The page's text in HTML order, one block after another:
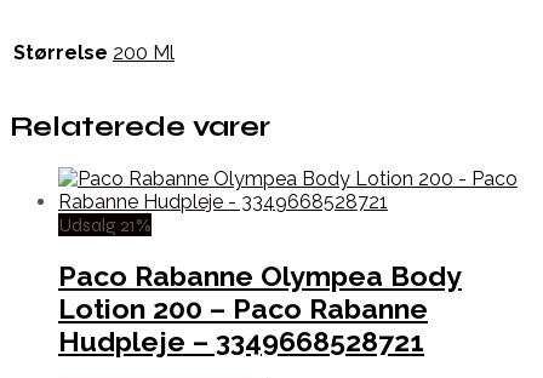
Størrelse 200 Ml
Relaterede varer
Udsalg 21%
Paco Rabanne Olympea Body
Lotion 200 – Paco Rabanne
Hudpleje – 3349668528721